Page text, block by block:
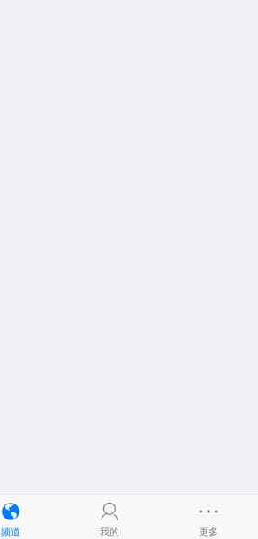
频道 我的 更多